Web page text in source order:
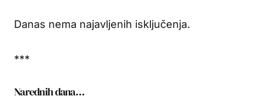
Danas nema najavljenih isključenja.
***
Narednih dana…